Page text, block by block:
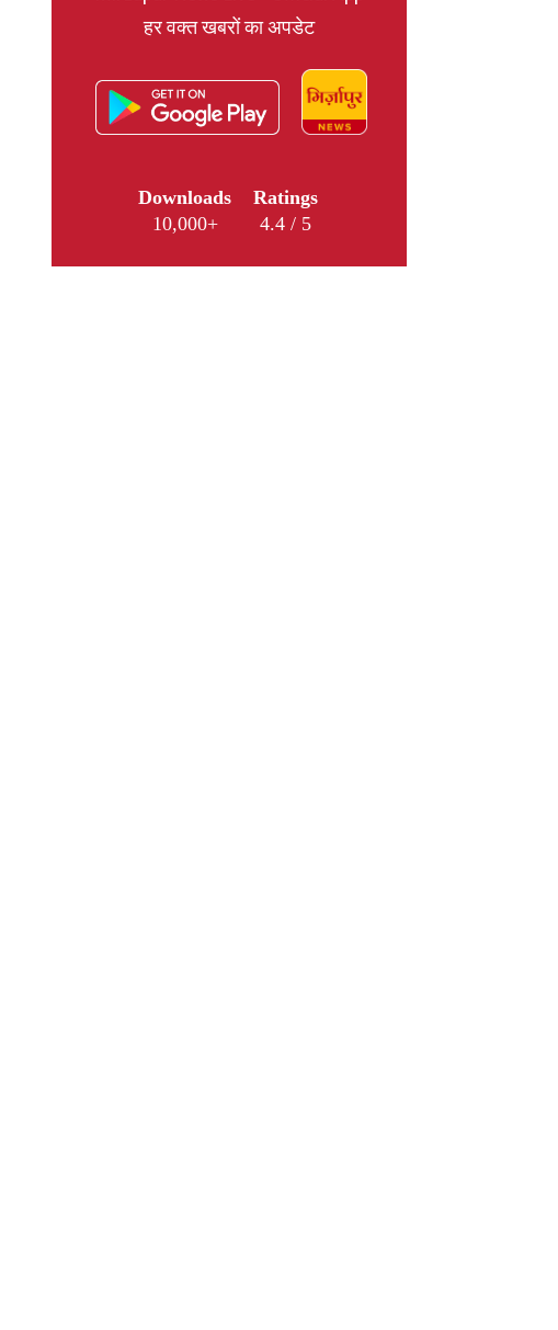
हर वक्त खबरों का अपडेट
Downloads
10,000+
Ratings
4.4 / 5